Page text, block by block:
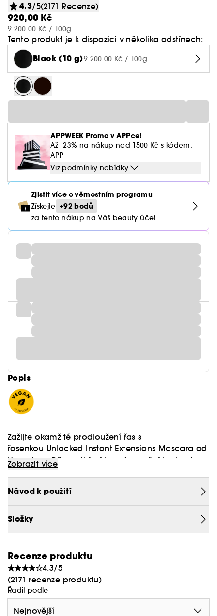
4.3/5(2171 Recenze)
920,00 Kč
9 200.00 Kč / 100g
Tento produkt je k dispozici v několika odstínech:
Black (10 g)9 200.00 Kč / 100g
APPWEEK Promo v APPce!
Až -23% na nákup nad 1500 Kč s kódem:
APP
Viz podmínky nabídky
Zjistit více o věrnostním programu
Získejte +92 bodů
za tento nákup na Váš beauty účet
Popis
Zažijte okamžité prodloužení řas s
řasenkou Unlocked Instant Extensions Mascara od
Hourglass. Díky unikátní transformační technologii
Proč to milujeme:
Nerozmazává se
Snadno se odličuje za pomoci vlažné vody
Veganské složení
Vegan :Produkty bez složek živočišného původu.
Zobrazit více
Návod k použití
Složky
Recenze produktu
4.3/5
(2171 recenze produktu)
Řadit podle
Nejnovější